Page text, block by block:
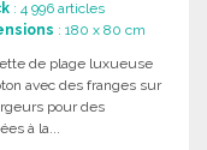
: 4 996 articles
: 180 x 80 cm
de plage luxueuse
avec des franges sur
pour des
à la...